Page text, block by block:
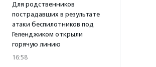
Для родственников
пострадавших в результате
атаки беспилотников под
Геленджиком открыли
горячую линию
16:58